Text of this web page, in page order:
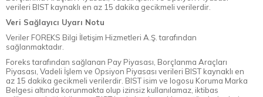
verileri BIST kaynaklı en az 15 dakika gecikmeli verilerdir.
Veri Sağlayıcı Uyarı Notu
Veriler FOREKS Bilgi İletişim Hizmetleri A.Ş. tarafından
sağlanmaktadır.
Foreks tarafından sağlanan Pay Piyasası, Borçlanma Araçları
Piyasası, Vadeli İşlem ve Opsiyon Piyasası verileri BIST kaynaklı en
az 15 dakika gecikmeli verilerdir. BIST isim ve logosu Koruma Marka
Belgesi altında korunmakta olup izinsiz kullanılamaz, iktibas